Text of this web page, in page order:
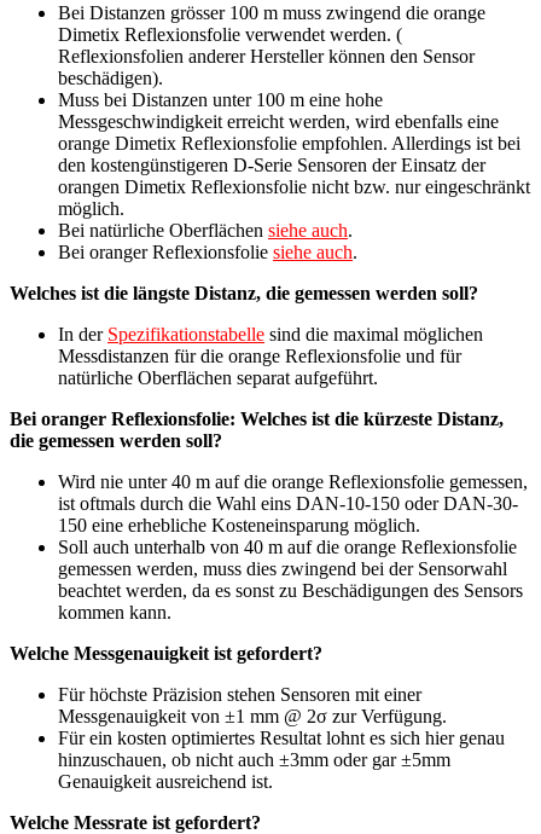
Bei Distanzen grösser 100 m muss zwingend die orange
Dimetix Reflexionsfolie verwendet werden. (
Reflexionsfolien anderer Hersteller können den Sensor
beschädigen).
Muss bei Distanzen unter 100 m eine hohe
Messgeschwindigkeit erreicht werden, wird ebenfalls eine
orange Dimetix Reflexionsfolie empfohlen. Allerdings ist bei
den kostengünstigeren D-Serie Sensoren der Einsatz der
orangen Dimetix Reflexionsfolie nicht bzw. nur eingeschränkt
möglich.
Bei natürliche Oberflächen siehe auch.
Bei oranger Reflexionsfolie siehe auch.
Welches ist die längste Distanz, die gemessen werden soll?
In der Spezifikationstabelle sind die maximal möglichen
Messdistanzen für die orange Reflexionsfolie und für
natürliche Oberflächen separat aufgeführt.
Bei oranger Reflexionsfolie: Welches ist die kürzeste Distanz,
die gemessen werden soll?
Wird nie unter 40 m auf die orange Reflexionsfolie gemessen,
ist oftmals durch die Wahl eins DAN-10-150 oder DAN-30-
150 eine erhebliche Kosteneinsparung möglich.
Soll auch unterhalb von 40 m auf die orange Reflexionsfolie
gemessen werden, muss dies zwingend bei der Sensorwahl
beachtet werden, da es sonst zu Beschädigungen des Sensors
kommen kann.
Welche Messgenauigkeit ist gefordert?
Für höchste Präzision stehen Sensoren mit einer
Messgenauigkeit von ±1 mm @ 2σ zur Verfügung.
Für ein kosten optimiertes Resultat lohnt es sich hier genau
hinzuschauen, ob nicht auch ±3mm oder gar ±5mm
Genauigkeit ausreichend ist.
Welche Messrate ist gefordert?